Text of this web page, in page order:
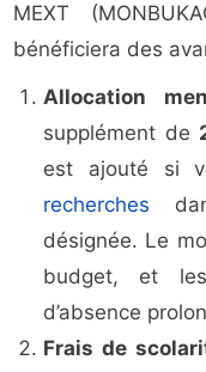
MEXT
bénéficiera des
Allocation
supplément de
est ajouté si
recherches
désignée. Le
budget, et
d’absence
Frais de